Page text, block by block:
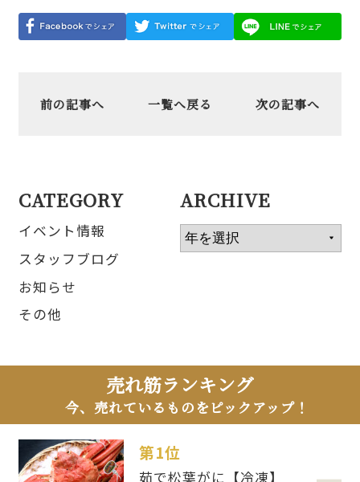
前の記事へ 一覧へ戻る 次の記事へ
CATEGORY
イベント情報
スタッフブログ
お知らせ
その他
ARCHIVE
売れ筋ランキング
今、売れているものをピックアップ！
第1位
茹で松葉がに【冷凍】